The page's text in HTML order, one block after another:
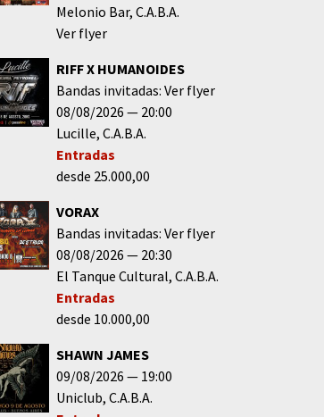
Melonio Bar C.A.B.A.
Ver flyer
RIFF X HUMANOIDES
Bandas invitadas: Ver flyer
08/08/2026
20:00
Lucille C.A.B.A.
Entradas
desde 25.000,00
VORAX
Bandas invitadas: Ver flyer
08/08/2026
20:30
El Tanque Cultural C.A.B.A.
Entradas
desde 10.000,00
SHAWN JAMES
09/08/2026
19:00
Uniclub C.A.B.A.